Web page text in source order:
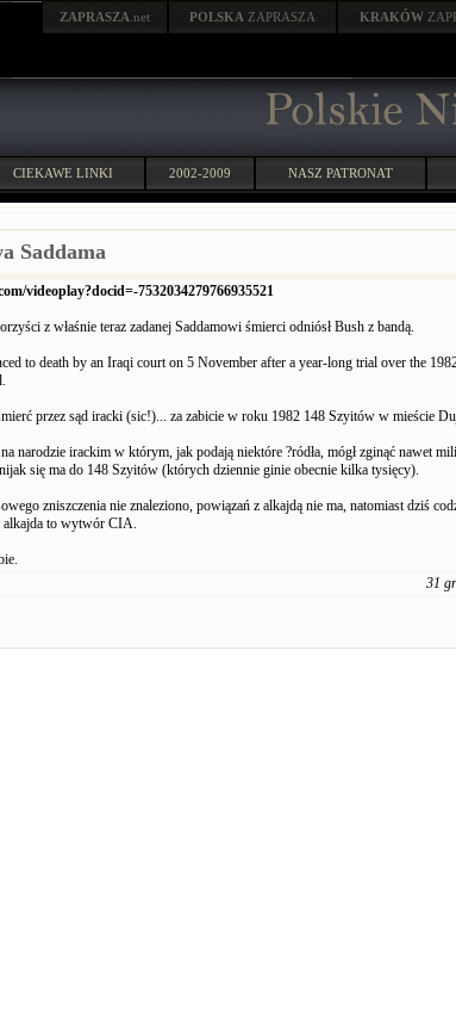
ZAPRASZA .net POLSKA ZAPRASZA KRAKÓW
CIEKAWE LINKI 2002-2009 NASZ PATRONAT
Saddama
videoplay?docid=-7532034279766935521
z właśnie teraz zadanej Saddamowi śmierci odniósł Bush z bandą.
to death by an Iraqi court on 5 November after a year-long trial over the
przez sąd iracki (sic!)... za zabicie w roku 1982 148 Szyitów w mieście
narodzie irackim w którym, jak podają niektóre ?ródła, mógł zginąć nawet
się ma do 148 Szyitów (których dziennie ginie obecnie kilka tysięcy).
zniszczenia nie znaleziono, powiązań z alkajdą nie ma, natomiast dziś
alkajda to wytwór CIA.
31